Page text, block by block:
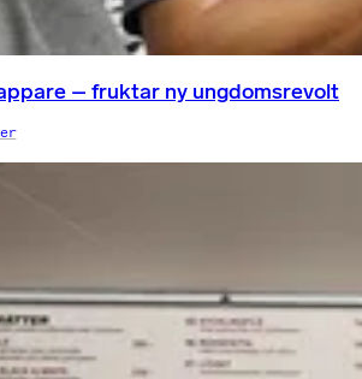
– fruktar ny ungdomsrevolt